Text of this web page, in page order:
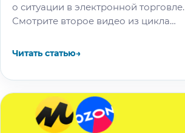
о ситуации в электронной торговле.
Смотрите второе видео из цикла
продавцом: В этой статье: Новости
Читать статью→